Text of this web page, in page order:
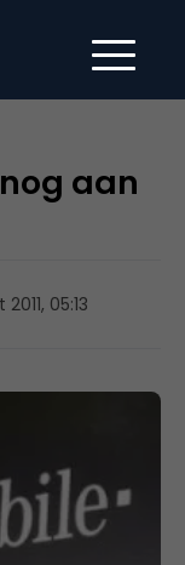
aan
05:13